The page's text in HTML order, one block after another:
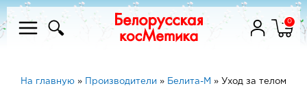
0
На главную » Производители » Белита-М » Уход за телом